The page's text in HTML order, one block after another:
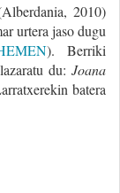
2010)
urtera jaso dugu
). Berriki
du: Joana
batera